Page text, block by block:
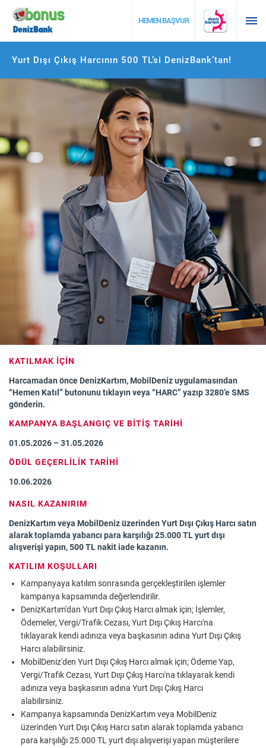
HEMEN BAŞVUR
DESTEK
Yurt Dışı Çıkış Harcının 500 TL’si DenizBank’tan!
KATILMAK İÇİN
Harcamadan önce DenizKartım, MobilDeniz uygulamasından
“Hemen Katıl” butonunu tıklayın veya “HARC” yazıp 3280’e SMS
gönderin.
KAMPANYA BAŞLANGIÇ VE BİTİŞ TARİHİ
01.05.2026 – 31.05.2026
ÖDÜL GEÇERLİLİK TARİHİ
10.06.2026
NASIL KAZANIRIM
DenizKartım veya MobilDeniz üzerinden Yurt Dışı Çıkış Harcı satın
alarak toplamda yabancı para karşılığı 25.000 TL yurt dışı
alışverişi yapın, 500 TL nakit iade kazanın.
KATILIM KOŞULLARI
Kampanyaya katılım sonrasında gerçekleştirilen işlemler
kampanya kapsamında değerlendirilir.
DenizKartım'dan Yurt Dışı Çıkış Harcı almak için; İşlemler,
Ödemeler, Vergi/Trafik Cezası, Yurt Dışı Çıkış Harcı'na
tıklayarak kendi adınıza veya başkasının adına Yurt Dışı Çıkış
Harcı alabilirsiniz.
MobilDeniz'den Yurt Dışı Çıkış Harcı almak için; Ödeme Yap,
Vergi/Trafik Cezası, Yurt Dışı Çıkış Harcı'na tıklayarak kendi
adınıza veya başkasının adına Yurt Dışı Çıkış Harcı
alabilirsiniz.
Kampanya kapsamında DenizKartım veya MobilDeniz
üzerinden Yurt Dışı Çıkış Harcı satın alarak toplamda yabancı
para karşılığı 25.000 TL yurt dışı alışverişi yapan müşterilere